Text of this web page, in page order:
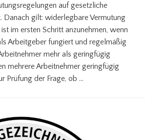
auf gesetzliche
Danach gilt: widerlegbare Vermutung
im ersten Schritt anzunehmen, wenn
Arbeitgeber fungiert und regelmäßig
mehr als geringfügig
mehrere Arbeitnehmer geringfügig
Prüfung der Frage, ob …